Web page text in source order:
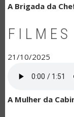
A Brigada da
21/10/2025
A Mulher da